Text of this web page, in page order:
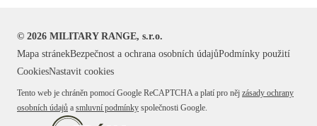
© 2026 MILITARY RANGE, s.r.o.
Mapa stránekBezpečnost a ochrana osobních údajůPodmínky použití
CookiesNastavit cookies
Tento web je chráněn pomocí Google ReCAPTCHA a platí pro něj zásady ochrany
osobních údajů a smluvní podmínky společnosti Google.